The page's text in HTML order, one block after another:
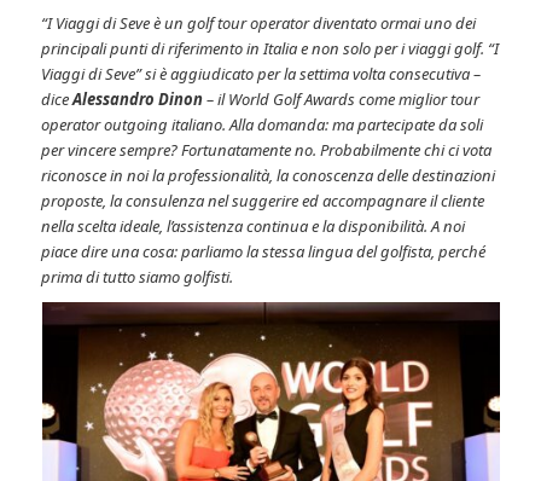
“I Viaggi di Seve è un golf tour operator diventato ormai uno dei
principali punti di riferimento in Italia e non solo per i viaggi golf. “I
Viaggi di Seve” si è aggiudicato per la settima volta consecutiva –
diceAlessandro Dinon– il World Golf Awards come miglior tour
operator outgoing italiano. Alla domanda: ma partecipate da soli
per vincere sempre? Fortunatamente no. Probabilmente chi ci vota
riconosce in noi la professionalità, la conoscenza delle destinazioni
proposte, la consulenza nel suggerire ed accompagnare il cliente
nella scelta ideale, l’assistenza continua e la disponibilità. A noi
piace dire una cosa: parliamo la stessa lingua del golfista, perché
prima di tutto siamo golfisti.